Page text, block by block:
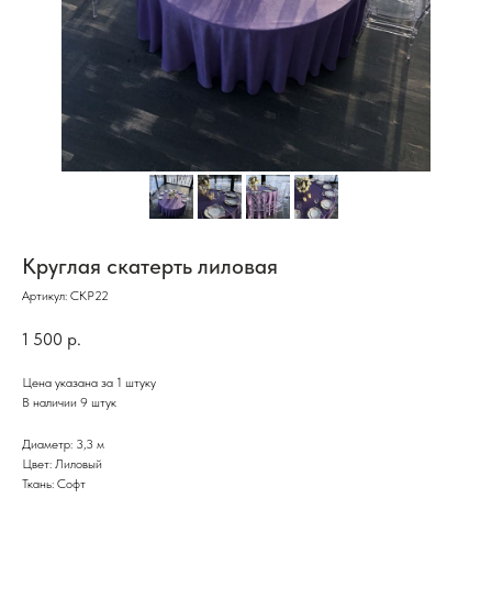
Круглая скатерть лиловая
Артикул: СКР22
1 500 р.
Цена указана за 1 штуку
В наличии 9 штук
Диаметр: 3,3 м
Цвет: Лиловый
Ткань: Софт